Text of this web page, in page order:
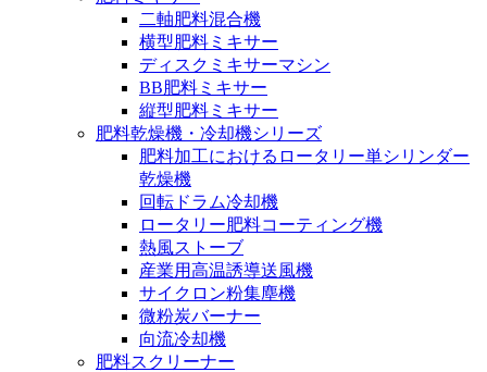
二軸肥料混合機
横型肥料ミキサー
ディスクミキサーマシン
BB肥料ミキサー
縦型肥料ミキサー
肥料乾燥機・冷却機シリーズ
肥料加工におけるロータリー単シリンダー
乾燥機
回転ドラム冷却機
ロータリー肥料コーティング機
熱風ストーブ
産業用高温誘導送風機
サイクロン粉集塵機
微粉炭バーナー
向流冷却機
肥料スクリーナー